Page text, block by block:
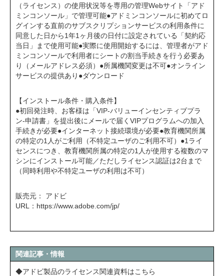
（ライセンス）の使用状況等を専用の管理Webサイト「アド
ミンコンソール」で管理可能●アドミンコンソールに初めてロ
グインする直前のサブスクリプションサービスの利用条件に
同意した日から1年1ヶ月後の日付に設定されている「契約応
当日」まで使用可能●実際に使用開始するには、管理者がアド
ミンコンソールで利用者にシートの割当手続きを行う必要あ
り（メールアドレス必須）●所属機関変更は不可●オンライン
サービスの提供あり●ダウンロード
【インストール条件・購入条件】
●初回発注時、お客様は「VIP-バリューインセンティブプラ
ン-申請書」を提出後にメールで届くVIPプログラムへの加入
手続きが必要●インターネット接続環境が必要●教育機関所属
の特定の1人がご利用（不特定ユーザのご利用不可）●1ライ
センスにつき、教育機関所属の特定の1人が使用する複数のマ
シンにインストール可能／ただしライセンス認証は2台まで
（同時利用や不特定ユーザの利用は不可）
販売元： アドビ
URL： https://www.adobe.com/jp/
関連記事・情報
◆アドビ製品のライセンス関連資料はこちら